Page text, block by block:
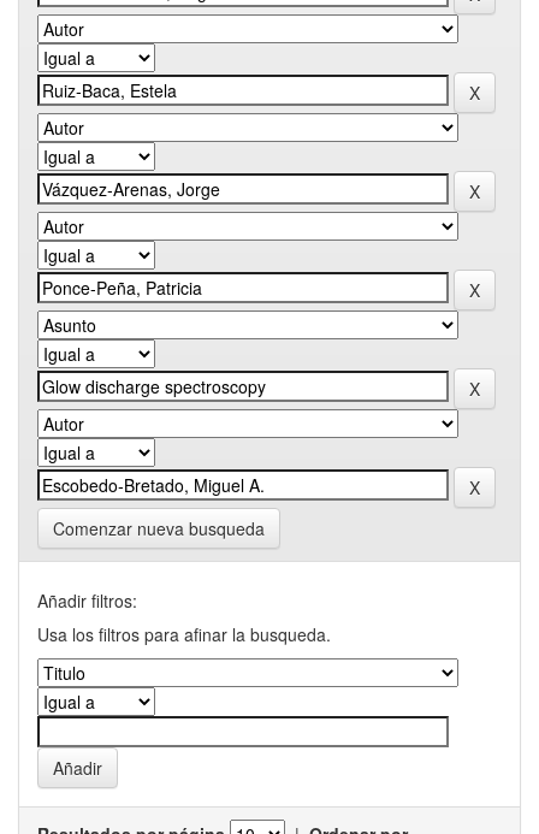
Comenzar nueva busqueda
Añadir filtros:
Usa los filtros para afinar la busqueda.